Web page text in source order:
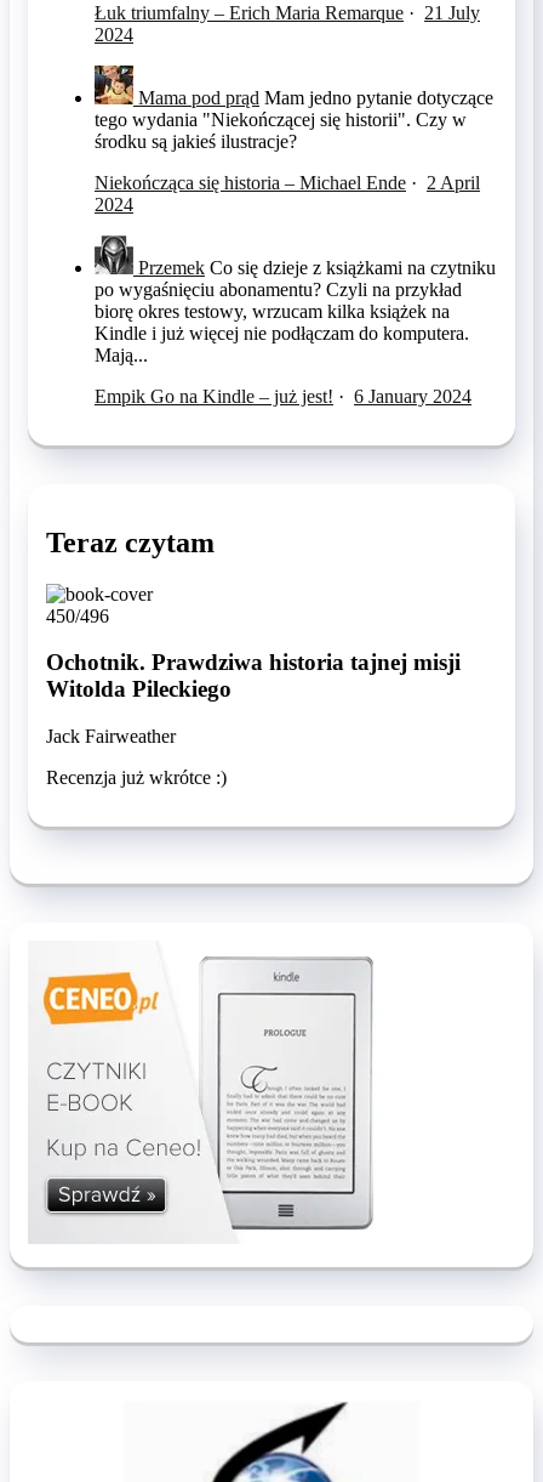
Łuk triumfalny – Erich Maria Remarque · 21 July
2024
Mama pod prąd Mam jedno pytanie dotyczące
tego wydania "Niekończącej się historii". Czy w
środku są jakieś ilustracje?
Niekończąca się historia – Michael Ende · 2 April
2024
Przemek Co się dzieje z książkami na czytniku
po wygaśnięciu abonamentu? Czyli na przykład
biorę okres testowy, wrzucam kilka książek na
Kindle i już więcej nie podłączam do komputera.
Mają...
Empik Go na Kindle – już jest! · 6 January 2024
Teraz czytam
450/496
Ochotnik. Prawdziwa historia tajnej misji
Witolda Pileckiego
Jack Fairweather
Recenzja już wkrótce :)